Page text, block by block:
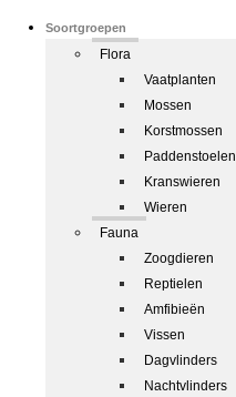
Soortgroepen
Flora
Vaatplanten
Mossen
Korstmossen
Paddenstoelen
Kranswieren
Wieren
Fauna
Zoogdieren
Reptielen
Amfibieën
Vissen
Dagvlinders
Nachtvlinders